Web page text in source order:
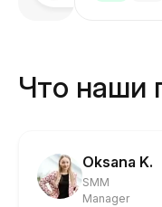
Что наши
Oksana K.
SMM
Manager